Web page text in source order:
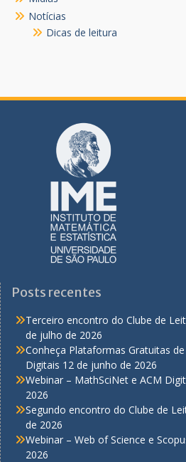
Notícias
Dicas de leitura
Posts recentes
Terceiro encontro do Clube de
de julho de 2026
Conheça Plataformas Gratuitas
Digitais 12 de junho de 2026
Webinar – MathSciNet e ACM
2026
Segundo encontro do Clube de
de 2026
Webinar – Web of Science e
2026